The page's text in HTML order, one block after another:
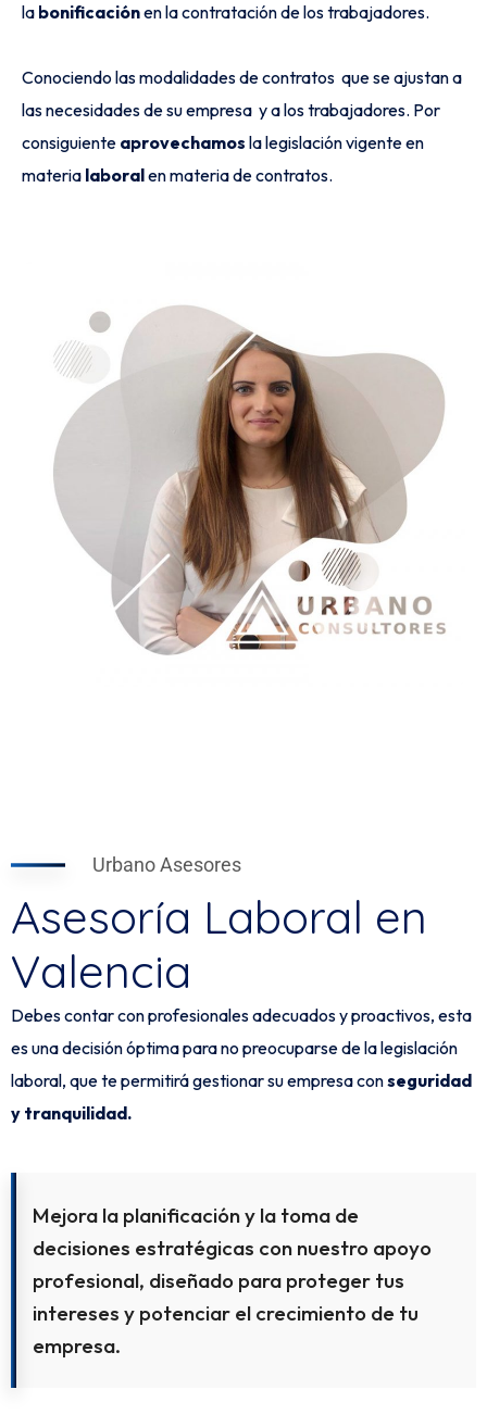
la bonificaciónen la contratación de los trabajadores.
Conociendo las modalidades de contratos que se ajustan a
las necesidades de su empresa y a los trabajadores. Por
consiguiente aprovechamos la legislación vigente en
materia laboralen materia de contratos.
Urbano Asesores
Asesoría Laboral en
Valencia
Debes contar con profesionales adecuados y proactivos, esta
es una decisión óptima para no preocuparse de la legislación
laboral, que te permitirá gestionar su empresa conseguridad
y tranquilidad.
Mejora la planificación y la toma de
decisiones estratégicas con nuestro apoyo
profesional, diseñado para proteger tus
intereses y potenciar el crecimiento de tu
empresa.